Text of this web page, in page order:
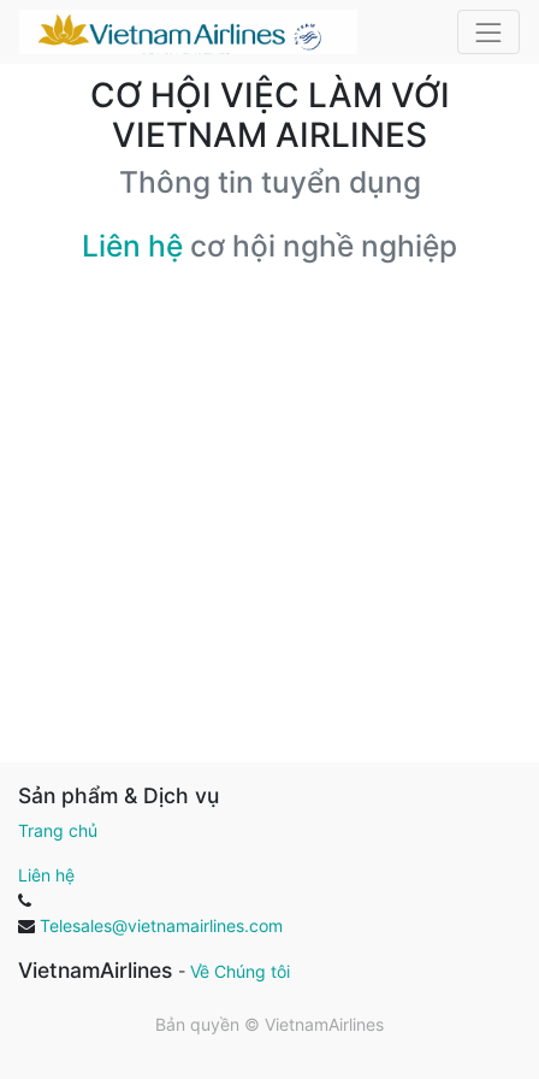
CƠ HỘI VIỆC LÀM VỚI
VIETNAM AIRLINES
Thông tin tuyển dụng
Liên hệ cơ hội nghề nghiệp
Sản phẩm & Dịch vụ
Trang chủ
Liên hệ
Telesales@vietnamairlines.com
VietnamAirlines - Về Chúng tôi
Bản quyền © VietnamAirlines